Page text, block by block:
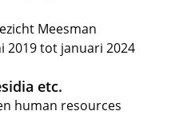
Meesman
2019 tot januari 2024
etc.
human resources